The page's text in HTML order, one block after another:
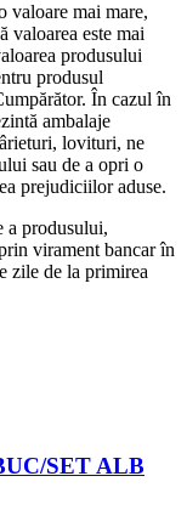
valoare mai mare,
valoarea este mai
produsului
produsul
În cazul în
ambalaje
lovituri, ne
sau de a opri o
prejudiciilor aduse.
a produsului,
virament bancar în
zile de la primirea
SET ALB